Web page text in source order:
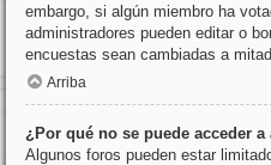
embargo, si algún miembro ha
administradores pueden editar o
encuestas sean cambiadas a
Arriba
¿Por qué no se puede acceder
Algunos foros pueden estar